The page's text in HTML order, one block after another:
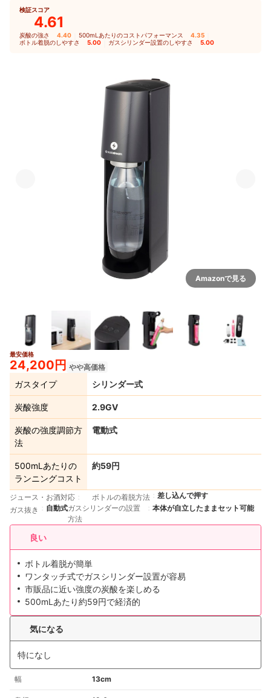
検証スコア
4.61
炭酸の強さ 4.40 500mLあたりのコストパフォーマンス 4.35
ボトル着脱のしやすさ 5.00 ガスシリンダー設置のしやすさ 5.00
Amazonで見る
最安価格
24,200円 やや高価格
ガスタイプ シリンダー式
炭酸強度 2.9GV
炭酸の強度調節方
法
電動式
500mLあたりの
ランニングコスト
約59円
ジュース・お酒対応 ボトルの着脱方法
差し込んで押す
ガス抜き
自動式ガスシリンダーの設置
方法
本体が自立したままセット可能
良い
ボトル着脱が簡単
ワンタッチ式でガスシリンダー設置が容易
市販品に近い強度の炭酸を楽しめる
500mLあたり約59円で経済的
気になる
特になし
幅 13cm